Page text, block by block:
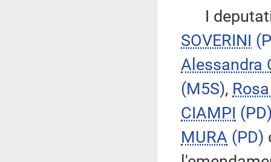
I
SOVERINI
Alessandra
(M5S),
CIAMPI
MURA (PD)